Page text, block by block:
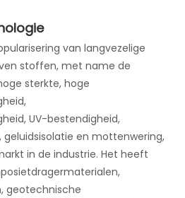
van langvezelige
stoffen, met name de
sterkte, hoge
UV-bestendigheid,
geluidsisolatie en mottenwering,
in de industrie. Het heeft
geotechnische